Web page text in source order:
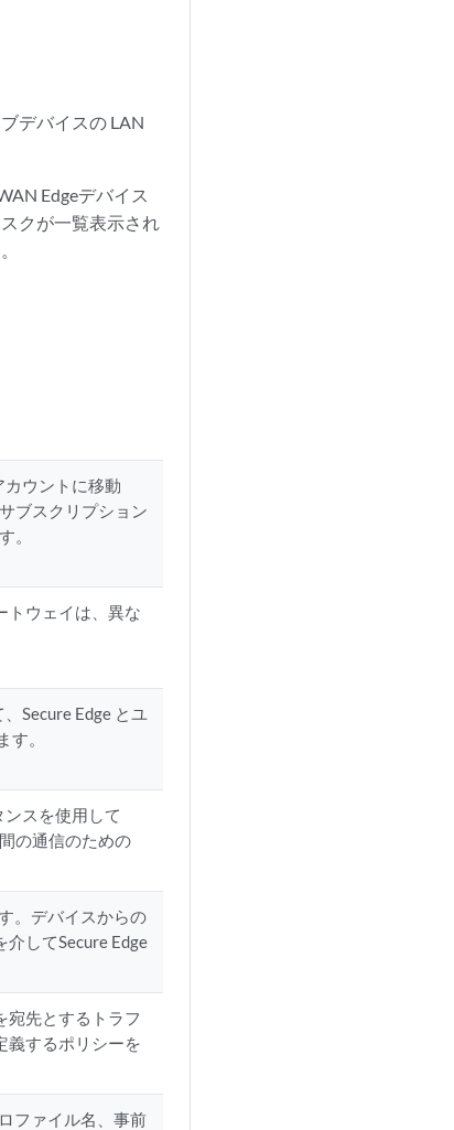
デバイスの LAN
Edgeデバイス
クが一覧表示され
ウントに移動
ブスクリプション
。
トウェイは、異な
Secure Edge とユ
。
ンスを使用して
の通信のための
。デバイスからの
してSecure Edge
宛先とするトラフ
義するポリシーを
ファイル名、事前